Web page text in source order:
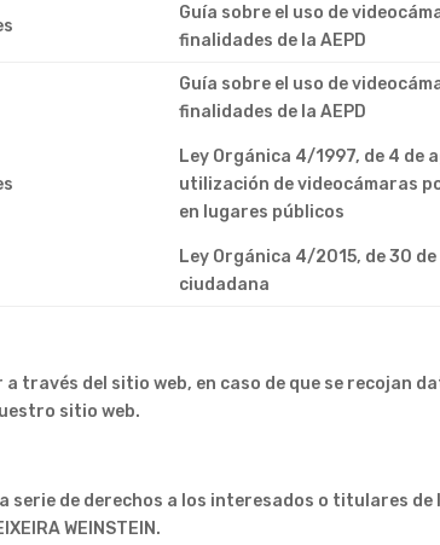
Guía sobre el uso de
finalidades de la AEPD
Guía sobre el uso de
finalidades de la AEPD
Ley Orgánica 4/1997, de 4 de
utilización de videocámaras
en lugares públicos
Ley Orgánica 4/2015, de 30
ciudadana
través del sitio web, en caso de que se recojan
sitio web.
de derechos a los interesados o titulares
WEINSTEIN.